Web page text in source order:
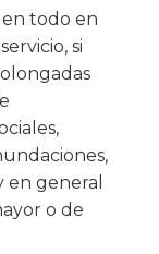
en todo en
si
en general
o de